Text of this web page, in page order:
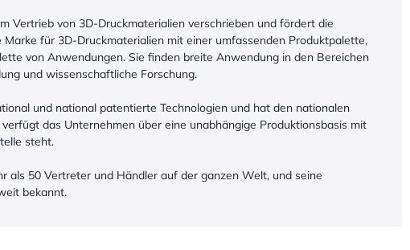
Vertrieb von 3D-Druckmaterialien verschrieben und fördert die
für 3D-Druckmaterialien mit einer umfassenden Produktpalette,
von Anwendungen. Sie finden breite Anwendung in den Bereichen
und wissenschaftliche Forschung.
und national patentierte Technologien und hat den nationalen
das Unternehmen über eine unabhängige Produktionsbasis mit
steht.
als 50 Vertreter und Händler auf der ganzen Welt, und seine
bekannt.